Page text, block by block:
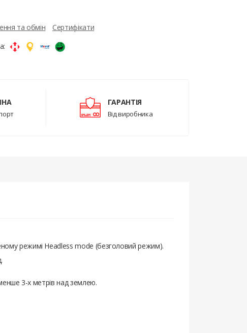
та обмін
Сертифікати
ГАРАНТІЯ
Від виробника
режимі Headless mode (безголовий режим).
3-х метрів над землею.